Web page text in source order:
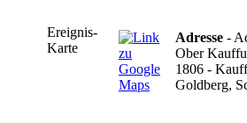
Ereignis-
Karte
Adresse -
Ober
1806 -
Goldberg,